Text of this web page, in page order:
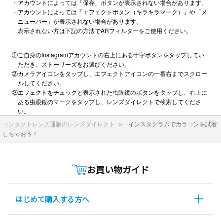
・アカウントによっては「保存」ボタンが表示されない場合があります。
・アカウントによっては「エフェクトボタン（キラキラマーク）」や「メ
ニューバー」が表示されない場合があります。
表示されない方は下記の方法でARフィルターをご使用ください。
①ご自身のInstagramアカウントの右上にある十字ボタンをタップしてい
ただき、ストーリーズをお選びください。
②カメラアイコンをタップし、エフェクトアイコンの一番右までスクロー
ルしてください。
③エフェクトをチェックと表示された虫眼鏡のボタンをタップし、右上に
ある虫眼鏡のマークをタップし、レンズダイレクトで検索してくださ
い。
コンタクトレンズ通販のレンズダイレクト ＞ インスタグラムでカラコンを試着
しちゃおう！
お買い物ガイド
はじめて購入する方へ